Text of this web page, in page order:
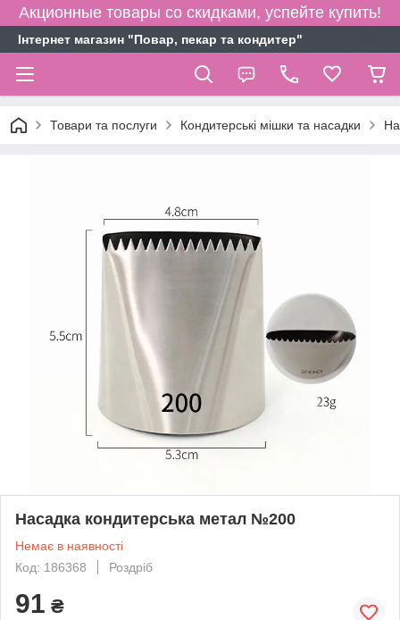
Акционные товары со скидками, успейте купить!
Інтернет магазин "Повар, пекар та кондитер"
Товари та послуги Кондитерські мішки та насадки
Насадка кондитерська метал №200
Немає в наявності
Код: 186368
Роздріб
91 ₴